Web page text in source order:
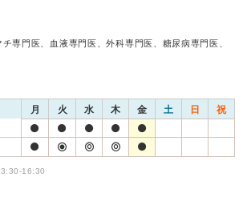
専門医、血液専門医、外科専門医、糖尿病専門医、
月 火 水 木 金 土 日 祝
16:30